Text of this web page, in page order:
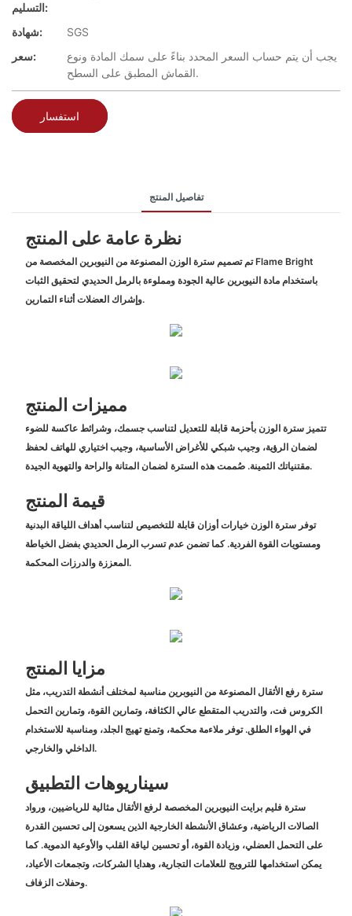
التسليم:
شهادة:
SGS
سعر:
يجب أن يتم حساب السعر المحدد بناءً على سمك المادة ونوع
القماش المطبق على السطح.
استفسار
تفاصيل المنتج
نظرة عامة على المنتج
تم تصميم سترة الوزن المصنوعة من النيوبرين المخصصة من Flame Bright
باستخدام مادة النيوبرين عالية الجودة ومملوءة بالرمل الحديدي لتحقيق الثبات
وإشراك العضلات أثناء التمارين.
مميزات المنتج
تتميز سترة الوزن بأحزمة قابلة للتعديل لتناسب جسمك، وشرائط عاكسة للضوء
لضمان الرؤية، وجيب شبكي للأغراض الأساسية، وجيب اختياري للهاتف لحفظ
مقتنياتك الثمينة. صُممت هذه السترة لضمان المتانة والراحة والتهوية الجيدة.
قيمة المنتج
توفر سترة الوزن خيارات أوزان قابلة للتخصيص لتناسب أهداف اللياقة البدنية
ومستويات القوة الفردية. كما تضمن عدم تسرب الرمل الحديدي بفضل الخياطة
المعززة والدرزات المحكمة.
مزايا المنتج
سترة رفع الأثقال المصنوعة من النيوبرين مناسبة لمختلف أنشطة التدريب، مثل
الكروس فت، والتدريب المتقطع عالي الكثافة، وتمارين القوة، وتمارين التحمل
في الهواء الطلق. توفر ملاءمة محكمة، وتمنع تهيج الجلد، ومناسبة للاستخدام
الداخلي والخارجي.
سيناريوهات التطبيق
سترة فليم برايت النيوبرين المخصصة لرفع الأثقال مثالية للرياضيين، ورواد
الصالات الرياضية، وعشاق الأنشطة الخارجية الذين يسعون إلى تحسين القدرة
على التحمل العضلي، وزيادة القوة، أو تحسين لياقة القلب والأوعية الدموية. كما
يمكن استخدامها للترويج للعلامات التجارية، وهدايا الشركات، وتجمعات الأعياد،
وحفلات الزفاف.